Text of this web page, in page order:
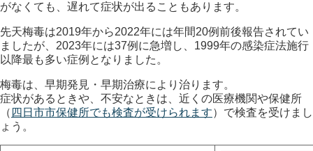
がなくても、遅れて症状が出ることもあります。
先天梅毒は2019年から2022年には年間20例前後報告されてい
ましたが、2023年には37例に急増し、1999年の感染症法施行
以降最も多い症例となりました。
梅毒は、早期発見・早期治療により治ります。
症状があるときや、不安なときは、近くの医療機関や保健所
（ 四日市市保健所でも検査が受けられます）で検査を受けまし
ょう。